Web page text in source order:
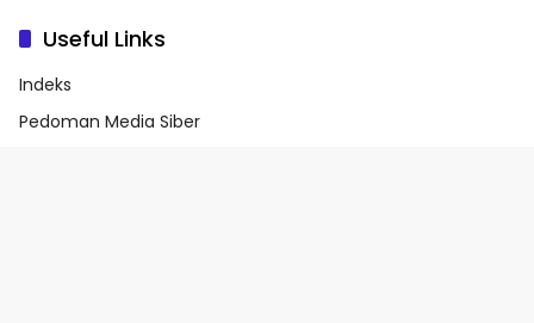
Useful Links
Indeks
Pedoman Media Siber